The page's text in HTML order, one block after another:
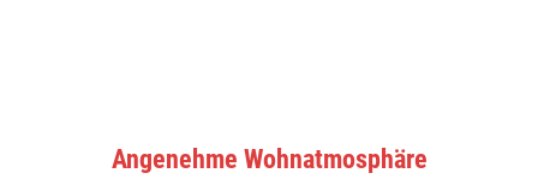
Angenehme Wohnatmosphäre